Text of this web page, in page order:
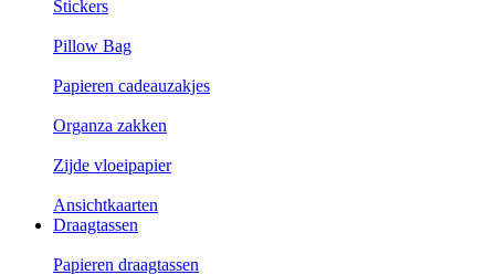
Stickers
Pillow Bag
Papieren cadeauzakjes
Organza zakken
Zijde vloeipapier
Ansichtkaarten
Draagtassen
Papieren draagtassen